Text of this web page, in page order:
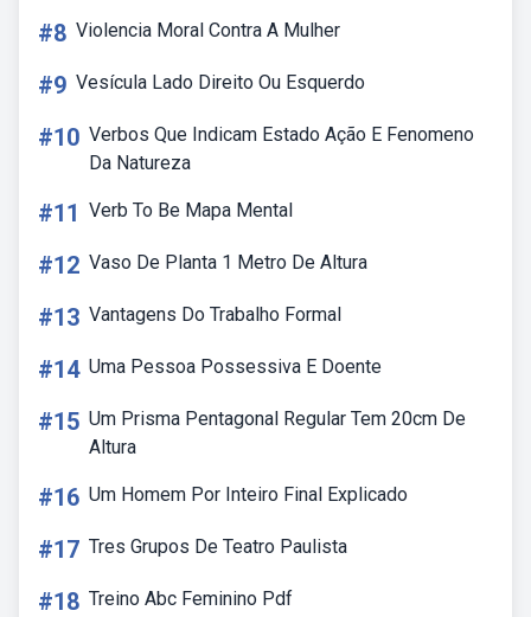
#8 Violencia Moral Contra A Mulher
#9 Vesícula Lado Direito Ou Esquerdo
#10 Verbos Que Indicam Estado Ação E Fenomeno
Da Natureza
#11 Verb To Be Mapa Mental
#12 Vaso De Planta 1 Metro De Altura
#13 Vantagens Do Trabalho Formal
#14 Uma Pessoa Possessiva E Doente
#15 Um Prisma Pentagonal Regular Tem 20cm De
Altura
#16 Um Homem Por Inteiro Final Explicado
#17 Tres Grupos De Teatro Paulista
#18 Treino Abc Feminino Pdf